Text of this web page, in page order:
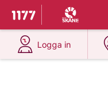
To start page for 1177
Du har valt
Logga in
at 1177.se